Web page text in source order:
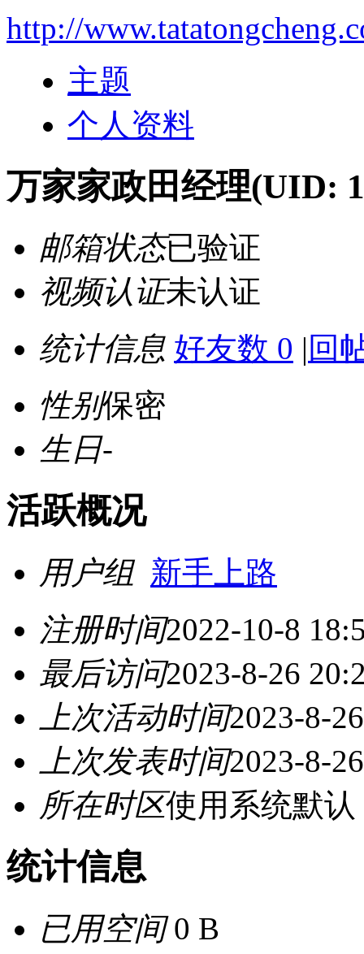
http://
主题
个人资料
万家家政田经理(UID:
邮箱状态已验证
视频认证未认证
统计信息 好友数 0 | 回
性别保密
生日-
活跃概况
用户组 新手上路
注册时间2022-10-8
最后访问2023-8-26
上次活动时间2023-8-
上次发表时间2023-8-
所在时区使用系统默认
统计信息
已用空间0 B